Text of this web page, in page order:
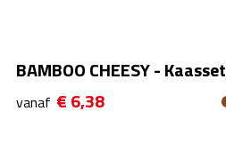
BAMBOO CHEESY - Kaasset
vanaf € 6,38